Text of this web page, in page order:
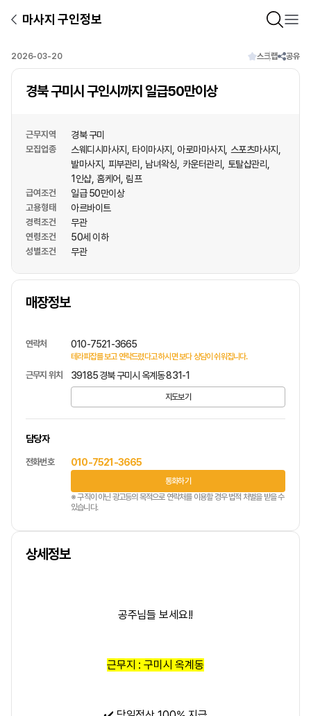
마사지 구인정보
2026-03-20 스크랩 공유
경북 구미시 구인시까지 일급50만이상
근무지역 경북 구미
모집업종 스웨디시마사지 타이마사지 아로마마사지
스포츠마사지
발마사지
피부관리 남녀왁싱 카운터관리
토탈샵관리
1인샵 홈케어 림프
급여조건 일급 50만이상
고용형태 아르바이트
경력조건 무관
연령조건 50세 이하
성별조건 무관
매장정보
상호명
연락처 010-7521-3665
테라피잡를 보고 연락드렸다고 하시면 보다 상담이 쉬워집니다.
근무지 위치 39185 경북 구미시 옥계동 831-1
지도보기
담당자
전화번호 010-7521-3665
통화하기
※ 구직이 아닌 광고등의 목적으로 연락처를 이용할 경우 법적 처벌을 받을 수
있습니다.
상세정보
공주님들 보세요!!
근무지 : 구미시 옥계동